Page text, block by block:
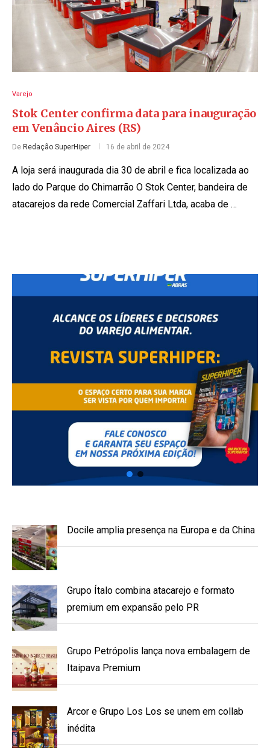
Varejo
Stok Center confirma data para inauguração
em Venâncio Aires (RS)
De Redação SuperHiper 16 de abril de 2024
A loja será inaugurada dia 30 de abril e fica localizada ao
lado do Parque do Chimarrão O Stok Center, bandeira de
atacarejos da rede Comercial Zaffari Ltda, acaba de …
Docile amplia presença na Europa e da China
Grupo Ítalo combina atacarejo e formato
premium em expansão pelo PR
Grupo Petrópolis lança nova embalagem de
Itaipava Premium
Arcor e Grupo Los Los se unem em collab
inédita